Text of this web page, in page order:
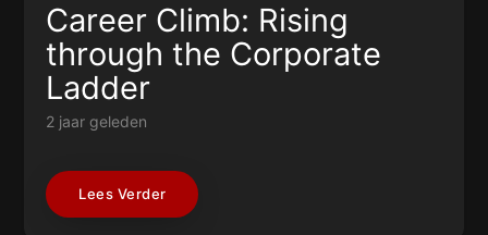
Career Climb: Rising
through the Corporate
Ladder
2 jaar geleden
Lees Verder